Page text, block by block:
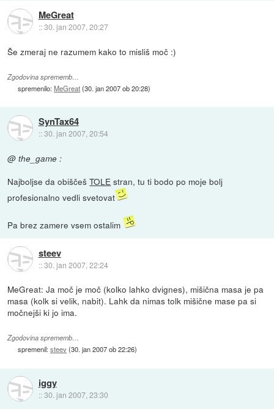
MeGreat
::30. jan 2007, 20:27
Še zmeraj ne razumem kako to misliš moč :)
Zgodovina sprememb…
spremenilo:MeGreat(30. jan 2007 ob 20:28)
SynTax64
::30. jan 2007, 20:54
@ the_game :
Najboljse da obiščešTOLE stran, tu ti bodo po moje bolj
profesionalno vedli svetovat
Pa brez zamere vsem ostalim
steev
::30. jan 2007, 22:24
MeGreat: Ja moč je moč (kolko lahko dvignes), mišična masa je pa
masa (kolk si velik, nabit). Lahk da nimas tolk mišične mase pa si
močnejši ki jo ima.
Zgodovina sprememb…
spremenil:steev(30. jan 2007 ob 22:26)
iggy
::30. jan 2007, 23:30